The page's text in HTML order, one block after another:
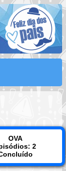
OVA
2